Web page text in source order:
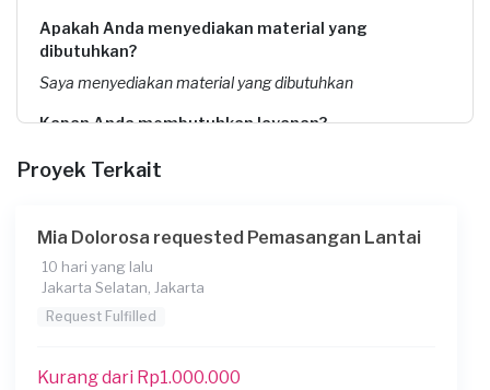
Apakah Anda menyediakan material yang
dibutuhkan?
Saya menyediakan material yang dibutuhkan
Kapan Anda membutuhkan layanan?
timpa keramik lama yang bawah
Berapa budget total untuk layanan ini?
Kurang dari Rp1.000.000
Proyek Terkait
Mia Dolorosa requested Pemasangan Lantai
10 hari yang lalu
Jakarta Selatan, Jakarta
Request Fulfilled
Kurang dari Rp1.000.000